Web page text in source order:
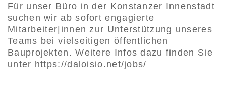
Für unser Büro in der Konstanzer Innenstadt
suchen wir ab sofort engagierte
Mitarbeiter|innen zur Unterstützung unseres
Teams bei vielseitigen öffentlichen
Bauprojekten. Weitere Infos dazu finden Sie
unter https://daloisio.net/jobs/